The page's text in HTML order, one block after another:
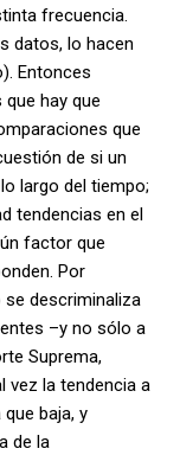
frecuencia.
datos, lo hacen
Entonces
hay que
que
de si un
largo del tiempo;
tendencias en el
factor que
Por
se descriminaliza
–y no sólo a
Suprema,
vez la tendencia a
baja, y
de la